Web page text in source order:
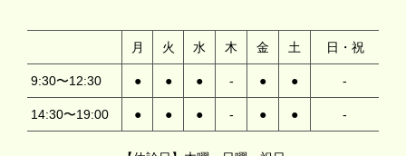
月 火 水 木 金 土 日・祝
9:30〜12:30 ● ● ● - ● ● -
14:30〜19:00 ● ● ● - ● ● -